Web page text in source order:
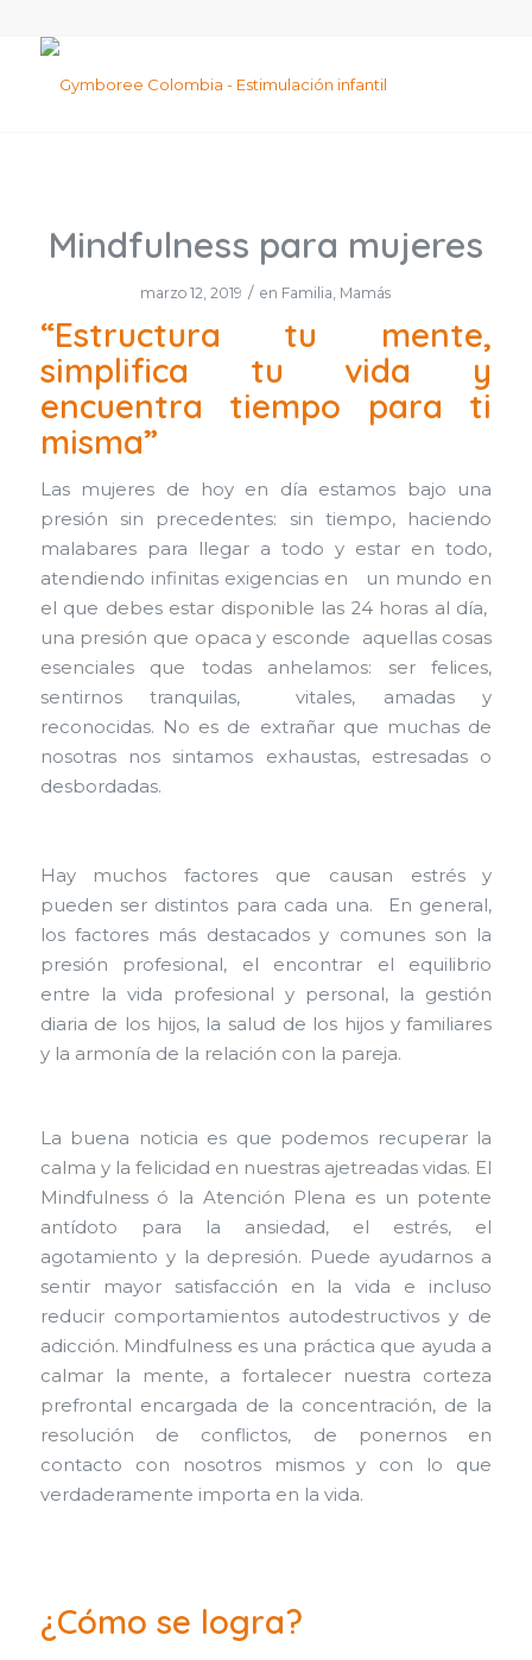
Mindfulness para mujeres
marzo 12, 2019 / en Familia, Mamás
“Estructura tu mente,
simplifica tu vida y
encuentra tiempo para ti
misma”
Las mujeres de hoy en día estamos bajo una
presión sin precedentes: sin tiempo, haciendo
malabares para llegar a todo y estar en todo,
atendiendo infinitas exigencias en un mundo en
el que debes estar disponible las 24 horas al día,
una presión que opaca y esconde aquellas cosas
esenciales que todas anhelamos: ser felices,
sentirnos tranquilas, vitales, amadas y
reconocidas. No es de extrañar que muchas de
nosotras nos sintamos exhaustas, estresadas o
desbordadas.
Hay muchos factores que causan estrés y
pueden ser distintos para cada una. En general,
los factores más destacados y comunes son la
presión profesional, el encontrar el equilibrio
entre la vida profesional y personal, la gestión
diaria de los hijos, la salud de los hijos y familiares
y la armonía de la relación con la pareja.
La buena noticia es que podemos recuperar la
calma y la felicidad en nuestras ajetreadas vidas. El
Mindfulness ó la Atención Plena es un potente
antídoto para la ansiedad, el estrés, el
agotamiento y la depresión. Puede ayudarnos a
sentir mayor satisfacción en la vida e incluso
reducir comportamientos autodestructivos y de
adicción. Mindfulness es una práctica que ayuda a
calmar la mente, a fortalecer nuestra corteza
prefrontal encargada de la concentración, de la
resolución de conflictos, de ponernos en
contacto con nosotros mismos y con lo que
verdaderamente importa en la vida.
¿Cómo se logra?